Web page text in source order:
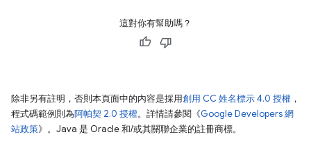
這對你有幫助嗎？
除非另有註明，否則本頁面中的內容是採用創用 CC 姓名標示 4.0 授權 ，
程式碼範例則為阿帕契 2.0 授權。詳情請參閱《Google Developers 網
站政策》。Java 是 Oracle 和/或其關聯企業的註冊商標。